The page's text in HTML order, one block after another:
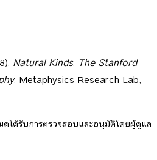
Natural Kinds. The Stanford
. Metaphysics Research Lab,
ได้รับการตรวจสอบและอนุมัติโดยผู้ดูแล